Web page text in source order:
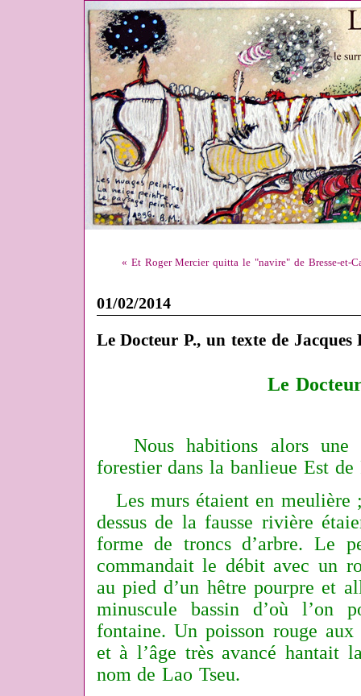
« Et Roger Mercier quitta le "navire" de Bresse-et-
01/02/2014
Le Docteur P., un texte de
Le
Nous habitions alors une
forestier dans la banlieue Est de
Les murs étaient en meulière
dessus de la fausse rivière
forme de troncs d’arbre. Le
commandait le débit avec un
au pied d’un hêtre pourpre et
minuscule bassin d’où l’on
fontaine. Un poisson rouge aux
et à l’âge très avancé hantait
nom de Lao Tseu.